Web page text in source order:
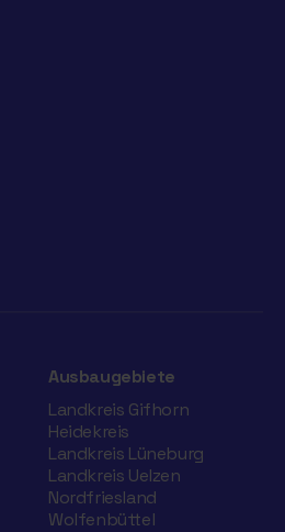
Ausbaugebiete
Landkreis Gifhorn
Heidekreis
Landkreis Lüneburg
Landkreis Uelzen
Nordfriesland
Wolfenbüttel